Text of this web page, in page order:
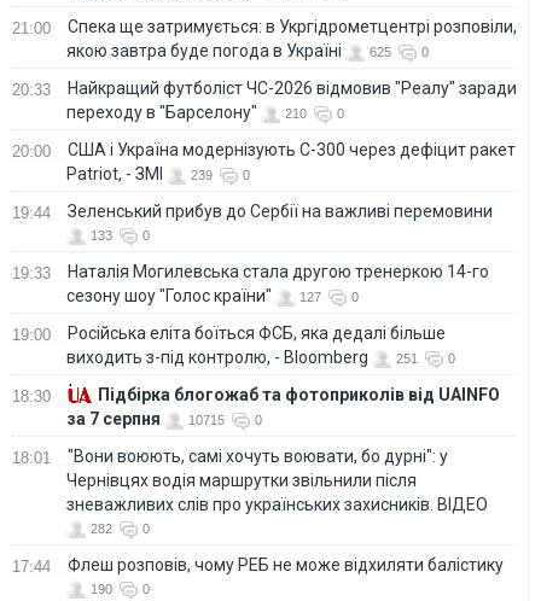
21:00
Спека ще затримується: в Укргідрометцентрі розповіли,
якою завтра буде погода в Україні
625 0
20:33
Найкращий футболіст ЧС-2026 відмовив "Реалу" заради
переходу в "Барселону"
210 0
20:00
США і Україна модернізують С-300 через дефіцит ракет
Patriot, - ЗМІ
239 0
19:44 Зеленський прибув до Сербії на важливі перемовини
133 0
19:33
Наталія Могилевська стала другою тренеркою 14-го
сезону шоу "Голос країни"
127 0
19:00
Російська еліта боїться ФСБ, яка дедалі більше
виходить з-під контролю, - Bloomberg
251 0
18:30
Підбірка блогожаб та фотоприколів від UAINFO
за 7 серпня
10715 0
18:01
"Вони воюють, самі хочуть воювати, бо дурні": у
Чернівцях водія маршрутки звільнили після
зневажливих слів про українських захисників. ВІДЕО
282 0
17:44 Флеш розповів, чому РЕБ не може відхиляти балістику
190 0